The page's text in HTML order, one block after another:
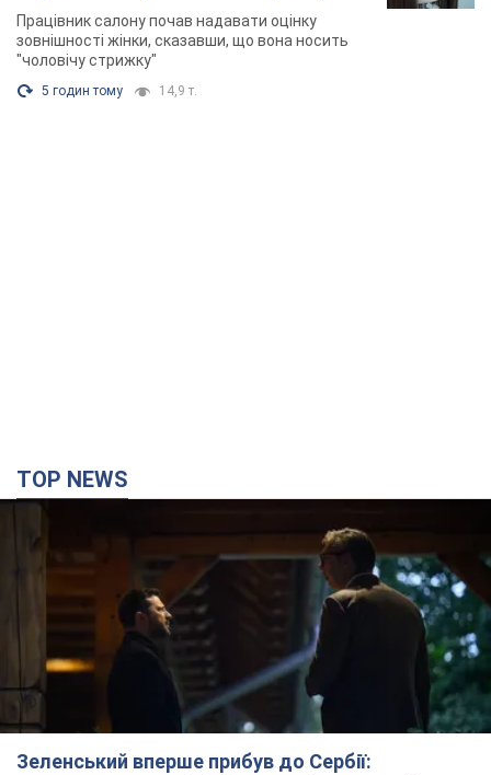
розгорівся скандал. Фото
Працівник салону почав надавати оцінку
зовнішності жінки, сказавши, що вона носить
"чоловічу стрижку"
5 годин тому 14,9 т.
TOP NEWS
Зеленський вперше прибув до Сербії: